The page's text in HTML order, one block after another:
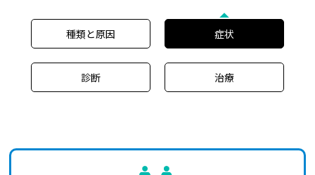
種類と原因 症状
診断 治療